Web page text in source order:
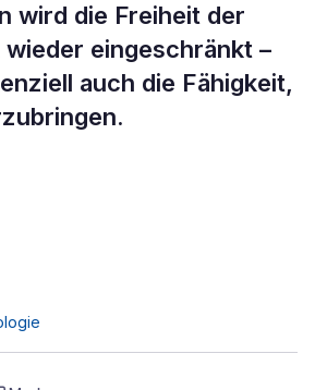
wird die Freiheit der
eingeschränkt –
auch die Fähigkeit,